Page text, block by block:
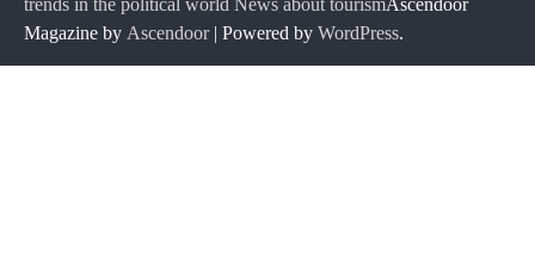
trends in the political world News about tourismAscendoor
Magazine by Ascendoor| Powered by WordPress.